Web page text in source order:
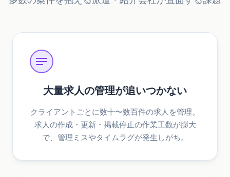
大量求人の管理が追いつかない
クライアントごとに数十〜数百件の求人を管理。
求人の作成・更新・掲載停止の作業工数が膨大
で、管理ミスやタイムラグが発生しがち。